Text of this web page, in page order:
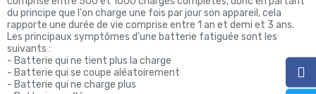
du principe que l'on charge une fois par jour son appareil, cela
rapporte une durée de vie comprise entre 1 an et demi et 3 ans.
Les principaux symptômes d'une batterie fatiguée sont les
suivants :
- Batterie qui ne tient plus la charge
- Batterie qui se coupe aléatoirement
- Batterie qui ne charge plus